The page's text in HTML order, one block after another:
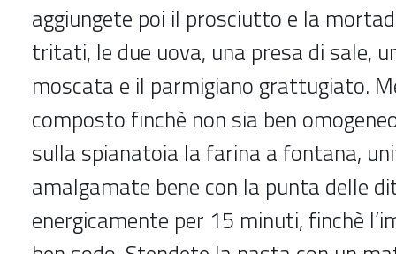
aggiungete poi il prosciutto e la
tritati, le due uova, una presa di sale,
moscata e il parmigiano grattugiato.
composto finchè non sia ben
sulla spianatoia la farina a fontana,
amalgamate bene con la punta delle
energicamente per 15 minuti, finchè